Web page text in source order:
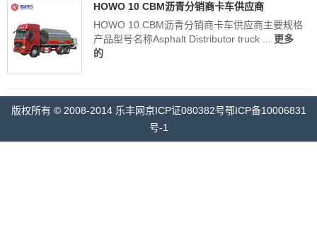
HOWO 10 CBM沥青分销商卡车供应商
HOWO 10 CBM沥青分销商卡车供应商主要规格
产品型号名称Asphalt Distributor truck ... 更多
的
版权所有 © 2008-2014 乐丰网京ICP证080382号鄂ICP备10006831
号-1